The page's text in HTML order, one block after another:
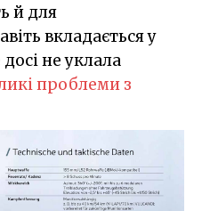
й для
вкладається у
не уклала
проблеми з